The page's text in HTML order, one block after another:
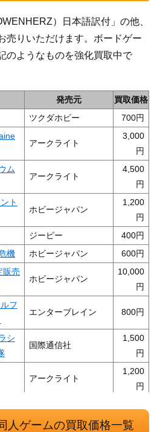
）日本語訳付」の他、
売りいただけます。ボードゲー
のようなものを強化買取中で
発売元
買取価格
ツクダホビー
700
アークライト
3,000
ム
アークライト
4,500
ト
ホビージャパン
1,200
ジーピー
400
機
ホビージャパン
600
販売
ホビージャパン
10,000
フ
エンターブレイン 800
シ
国際通信社
1,500
アークライト
1,200
アークライト
人ゲームの買取価格一覧